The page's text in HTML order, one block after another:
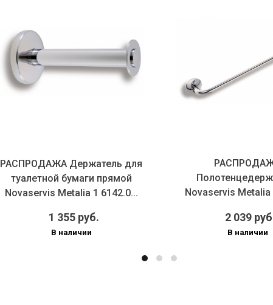
РАСПРОДАЖА Держатель для
туалетной бумаги прямой
Novaservis Metalia 1 6142.0...
1 355 руб.
В наличии
Novaservis Metalia
2 039
В наличии